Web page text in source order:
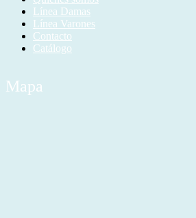
Línea Damas
Línea Varones
Contacto
Catálogo
Mapa